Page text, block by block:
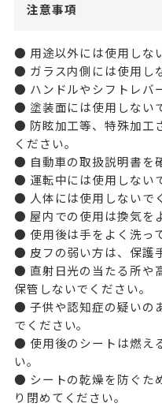
注意事項
● 用途以外には使用しな
● ガラス内側には使用し
● ハンドルやシフトレバ
● 塗装面には使用しない
● 防眩加工等、特殊加工
ください。
● 自動車の取扱説明書を
● 運転中には使用しない
● 人体には使用しないで
● 屋内での使用は換気を
● 使用後は手をよく洗っ
● 皮フの弱い方は、保護
● 直射日光の当たる所や
保管しないでください。
● 子供や認知症の疑いの
でください。
● 使用後のシートは燃え
い。
● シートの乾燥を防ぐた
り閉めてください。